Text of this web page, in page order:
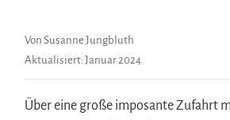
Von Susanne Jungbluth
Aktualisiert:Januar 2024
Über eine große imposante Zufahrt